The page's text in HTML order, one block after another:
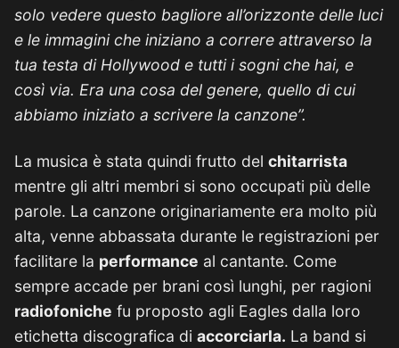
solo vedere questo bagliore all’orizzonte delle luci
e le immagini che iniziano a correre attraverso la
tua testa di Hollywood e tutti i sogni che hai, e
così via. Era una cosa del genere, quello di cui
abbiamo iniziato a scrivere la canzone”.
La musica è stata quindi frutto del chitarrista
mentre gli altri membri si sono occupati più delle
parole. La canzone originariamente era molto più
alta, venne abbassata durante le registrazioni per
facilitare la performance al cantante. Come
sempre accade per brani così lunghi, per ragioni
radiofoniche fu proposto agli Eagles dalla loro
etichetta discografica di accorciarla. La band si